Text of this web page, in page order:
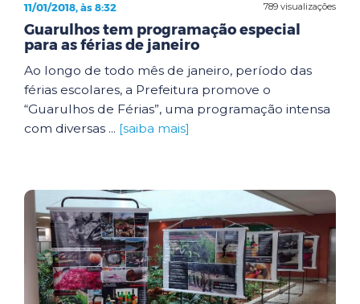
789 visualizações
11/01/2018, às 8:32
Guarulhos tem programação especial
para as férias de janeiro
Ao longo de todo mês de janeiro, período das
férias escolares, a Prefeitura promove o
“Guarulhos de Férias”, uma programação intensa
com diversas ... [saiba mais]